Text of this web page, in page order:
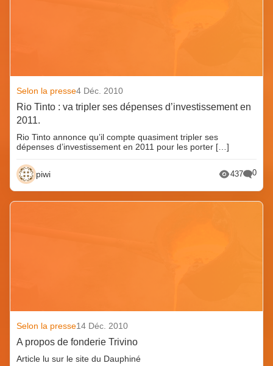
Selon la presse4 Déc. 2010
Rio Tinto : va tripler ses dépenses d’investissement en
2011.
Rio Tinto annonce qu’il compte quasiment tripler ses
dépenses d’investissement en 2011 pour les porter […]
piwi 437 0
Selon la presse14 Déc. 2010
A propos de fonderie Trivino
Article lu sur le site du Dauphiné